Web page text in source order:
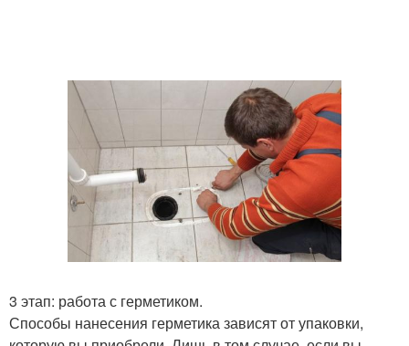
3 этап: работа с герметиком.
Способы нанесения герметика зависят от упаковки,